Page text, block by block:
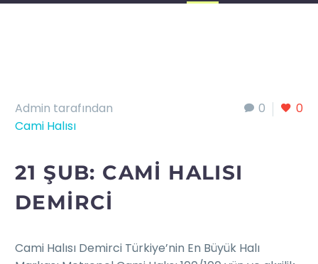
0 0
Admin tarafından
Cami Halısı
21 ŞUB: CAMI HALISI
DEMIRCI
Cami Halısı Demirci Türkiye’nin En Büyük Halı